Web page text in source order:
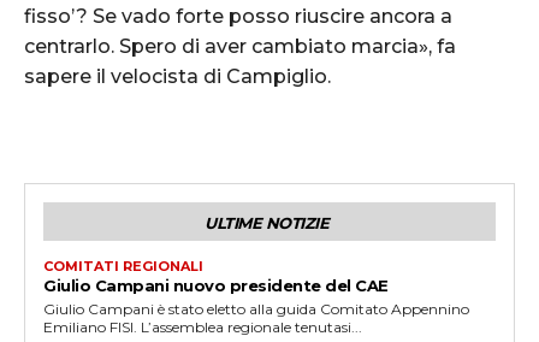
fisso’? Se vado forte posso riuscire ancora a
centrarlo. Spero di aver cambiato marcia», fa
sapere il velocista di Campiglio.
ULTIME NOTIZIE
COMITATI REGIONALI
Giulio Campani nuovo presidente del CAE
Giulio Campani è stato eletto alla guida Comitato Appennino
Emiliano FISI. L’assemblea regionale tenutasi...